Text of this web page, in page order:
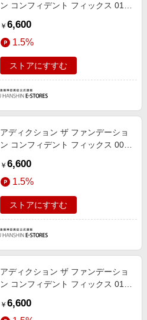
ン コンフィデント フィックス 013
￥ 6,600
1.5%
ストアにすすむ
アディクション ザ ファンデーショ
ン コンフィデント フィックス 008
￥ 6,600
1.5%
ストアにすすむ
アディクション ザ ファンデーショ
ン コンフィデント フィックス 011
￥ 6,600